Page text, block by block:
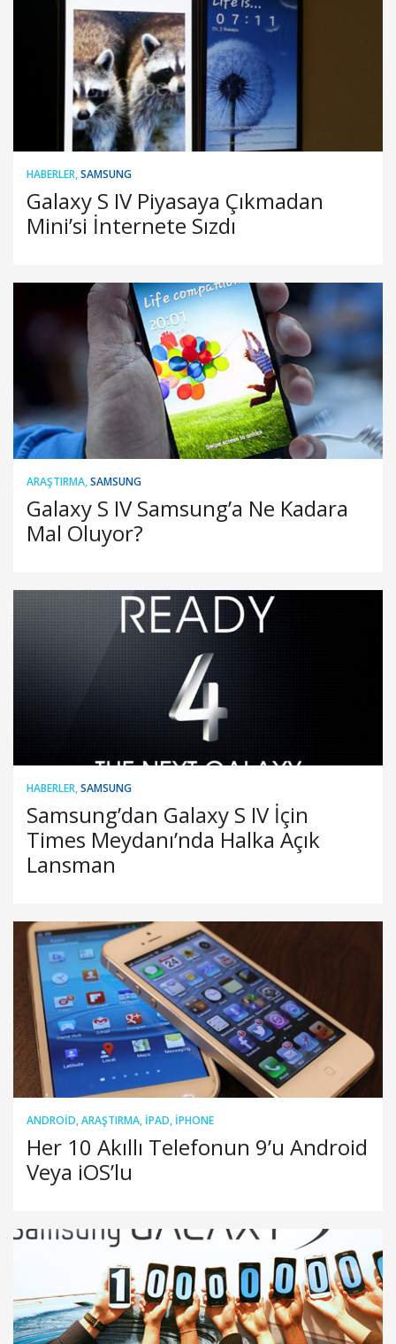
HABERLER,SAMSUNG
Galaxy S IV Piyasaya Çıkmadan
Mini’si İnternete Sızdı
ARAŞTIRMA,SAMSUNG
Galaxy S IV Samsung’a Ne Kadara
Mal Oluyor?
HABERLER,SAMSUNG
Samsung’dan Galaxy S IV İçin
Times Meydanı’nda Halka Açık
Lansman
ANDROID,ARAŞTIRMA, IPAD, IPHONE
Her 10 Akıllı Telefonun 9’u Android
Veya iOS’lu